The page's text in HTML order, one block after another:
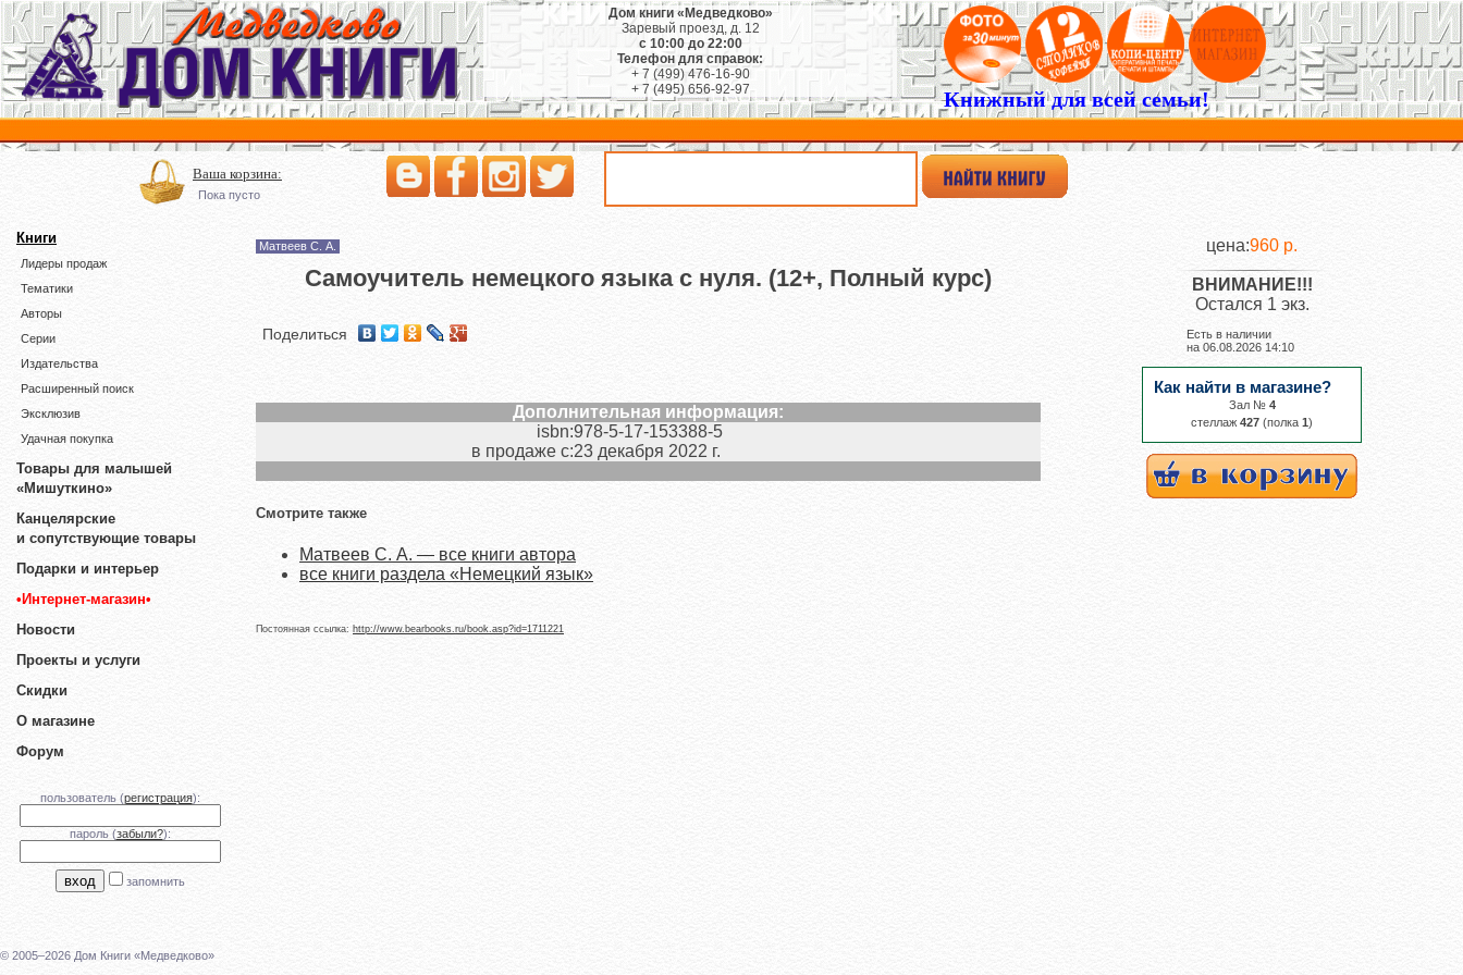
Дом книги «Медведково»
Заревый проезд, д. 12
с 10:00 до 22:00
Телефон для справок:
+ 7 (499) 476-16-90
+ 7 (495) 656-92-97
Книжный для всей семьи!
Ваша корзина:
Пока пусто
Книги
Лидеры продаж
Тематики
Авторы
Серии
Издательства
Расширенный поиск
Эксклюзив
Удачная покупка
Товары для малышей
«Мишуткино»
Канцелярские
и сопутствующие товары
Подарки и интерьер
•Интернет-магазин•
Новости
Проекты и услуги
Скидки
О магазине
Форум
пользователь (регистрация):
пароль (забыли?):
запомнить
© 2005–2026 Дом Книги «Медведково»
Матвеев С. А.
Самоучитель немецкого языка с нуля. (12+, Полный курс)
Поделиться
Дополнительная информация:
isbn:978-5-17-153388-5
в продаже с:23 декабря 2022 г.
Смотрите также
Матвеев С. А. — все книги автора
все книги раздела «Немецкий язык»
Постоянная ссылка: http://www.bearbooks.ru/book.asp?id=1711221
цена:960 р.
ВНИМАНИЕ!!!
Остался 1 экз.
Есть в наличии
на 06.08.2026 14:10
Как найти в магазине?
Зал № 4
cтеллаж 427 (полка 1)